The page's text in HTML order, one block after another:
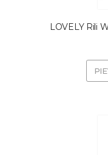
LOVELY Rili